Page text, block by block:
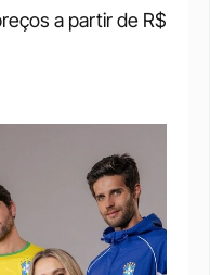
a partir de R$